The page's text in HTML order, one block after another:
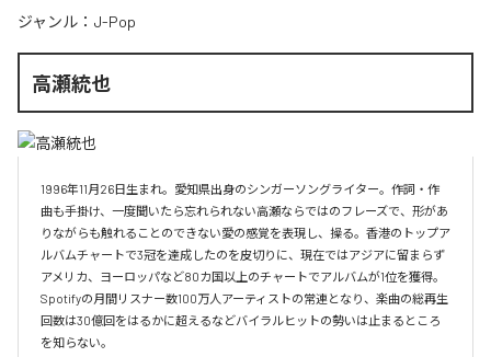
ジャンル： J-Pop
高瀬統也
1996年11月26日生まれ。愛知県出身のシンガーソングライター。作詞・作
曲も手掛け、一度聞いたら忘れられない高瀬ならではのフレーズで、形があ
りながらも触れることのできない愛の感覚を表現し、操る。香港のトップア
ルバムチャートで3冠を達成したのを皮切りに、現在ではアジアに留まらず
アメリカ、ヨーロッパなど80カ国以上のチャートでアルバムが1位を獲得。
Spotifyの月間リスナー数100万人アーティストの常連となり、楽曲の総再生
回数は30億回をはるかに超えるなどバイラルヒットの勢いは止まるところ
を知らない。